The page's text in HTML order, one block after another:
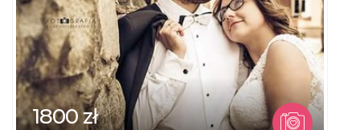
1800 zł